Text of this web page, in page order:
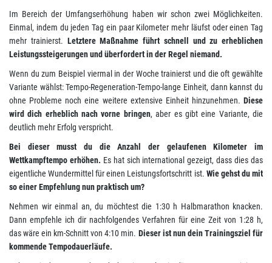
Im Bereich der Umfangserhöhung haben wir schon zwei Möglichkeiten.
Einmal, indem du jeden Tag ein paar Kilometer mehr läufst oder einen Tag
mehr trainierst. Letztere Maßnahme führt schnell und zu erheblichen
Leistungssteigerungen und überfordert in der Regel niemand.
Wenn du zum Beispiel viermal in der Woche trainierst und die oft gewählte
Variante wählst: Tempo-Regeneration-Tempo-lange Einheit, dann kannst du
ohne Probleme noch eine weitere extensive Einheit hinzunehmen. Diese
wird dich erheblich nach vorne bringen, aber es gibt eine Variante, die
deutlich mehr Erfolg verspricht.
Bei dieser musst du die Anzahl der gelaufenen Kilometer im
Wettkampftempo erhöhen. Es hat sich international gezeigt, dass dies das
eigentliche Wundermittel für einen Leistungsfortschritt ist. Wie gehst du mit
so einer Empfehlung nun praktisch um?
Nehmen wir einmal an, du möchtest die 1:30 h Halbmarathon knacken.
Dann empfehle ich dir nachfolgendes Verfahren für eine Zeit von 1:28 h,
das wäre ein km-Schnitt von 4:10 min. Dieser ist nun dein Trainingsziel für
kommende Tempodauerläufe.